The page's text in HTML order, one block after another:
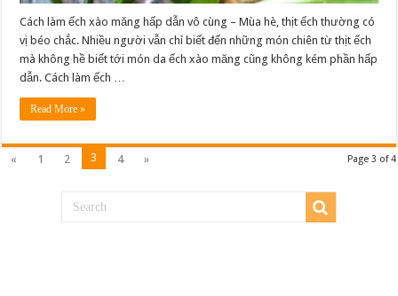
Cách làm ếch xào măng hấp dẫn vô cùng – Mùa hè, thịt ếch thường có
vị béo chắc. Nhiều người vẫn chỉ biết đến những món chiên từ thịt ếch
mà không hề biết tới món da ếch xào măng cũng không kém phần hấp
dẫn. Cách làm ếch …
Read More »
Page 3 of 4
« 1 2 3 4 »